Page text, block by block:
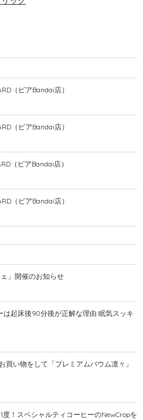
（ピアBandai店）
（ピアBandai店）
（ピアBandai店）
（ピアBandai店）
」開催のお知らせ
は起床後90分後が正解な理由 眠気スッキ
買い物をして「プレミアムバウム凛々」
度！スペシャルティコーヒーのNewCropを